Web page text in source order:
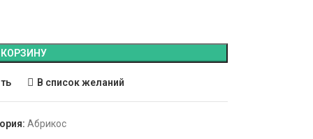
КОРЗИНУ
В список желаний
Абрикос